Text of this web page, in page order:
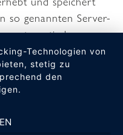
so genannten Server-
automatisch an uns
sind:
Rechners
Technologien von
stetig zu
den